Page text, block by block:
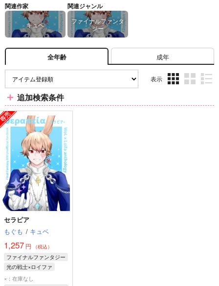
関連作家
キュベ
関連ジャンル
ファイナルファンタ
ジー
全年齢 成年
表示
ム
ム
ム
追加検索条件
セラピア
もぐも / キュベ
1,257 円 （税込）
ファイナルファンタジー
光の戦士×ロイファ
ロイファ
×：在庫なし